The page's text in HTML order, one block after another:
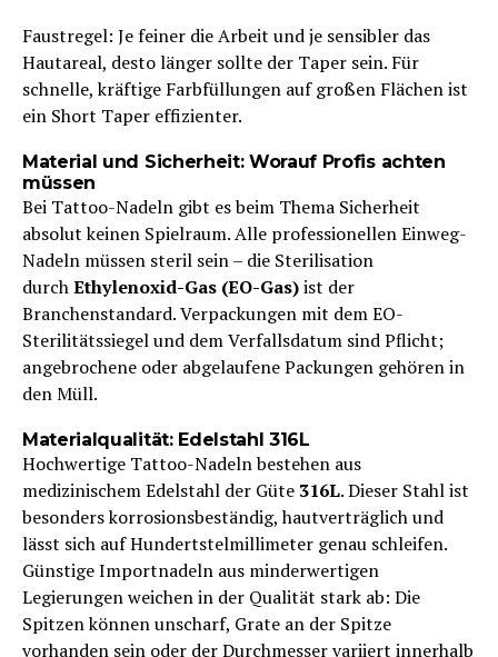
Faustregel: Je feiner die Arbeit und je sensibler das
Hautareal, desto länger sollte der Taper sein. Für
schnelle, kräftige Farbfüllungen auf großen Flächen ist
ein Short Taper effizienter.
Material und Sicherheit: Worauf Profis achten
müssen
Bei Tattoo-Nadeln gibt es beim Thema Sicherheit
absolut keinen Spielraum. Alle professionellen Einweg-
Nadeln müssen steril sein – die Sterilisation
durchEthylenoxid-Gas (EO-Gas)ist der
Branchenstandard. Verpackungen mit dem EO-
Sterilitätssiegel und dem Verfallsdatum sind Pflicht;
angebrochene oder abgelaufene Packungen gehören in
den Müll.
Materialqualität: Edelstahl 316L
Hochwertige Tattoo-Nadeln bestehen aus
medizinischem Edelstahl der Güte 316L. Dieser Stahl ist
besonders korrosionsbeständig, hautverträglich und
lässt sich auf Hundertstelmillimeter genau schleifen.
Günstige Importnadeln aus minderwertigen
Legierungen weichen in der Qualität stark ab: Die
Spitzen können unscharf, Grate an der Spitze
vorhanden sein oder der Durchmesser variiert innerhalb